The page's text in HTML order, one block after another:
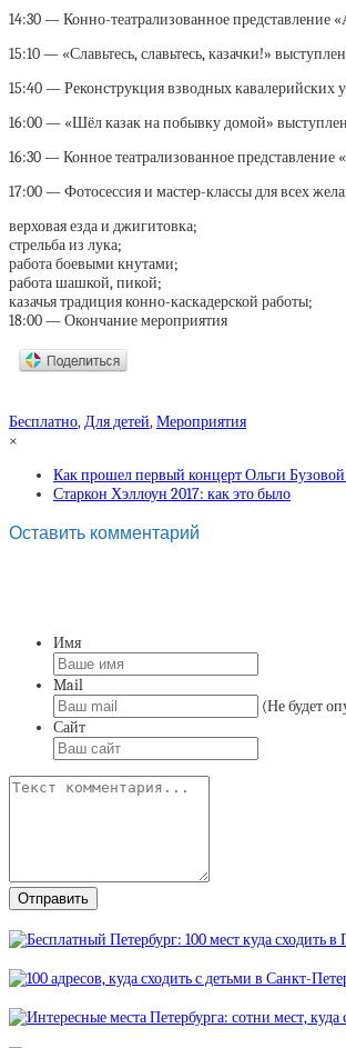
14:30 — Конно-театрализованное представление
15:10 — «Славьтесь, славьтесь, казачки!»
15:40 — Реконструкция взводных кавалерийских
16:00 — «Шёл казак на побывку домой»
16:30 — Конное театрализованное представление
17:00 — Фотосессия и мастер-классы для всех
верховая езда и джигитовка;
стрельба из лука;
работа боевыми кнутами;
работа шашкой, пикой;
казачья традиция конно-каскадерской работы;
18:00 — Окончание мероприятия
Бесплатно,Для детей,Мероприятия
×
Как прошел первый концерт Ольги
Старкон Хэллоун 2017: как это было
Оставить комментарий
Имя
Mail
(Не будет
Сайт